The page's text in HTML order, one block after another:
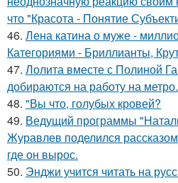
что "Красота - Понятие
46. Лена катина о муже -
Категориями - Бриллианты,
47. Лолита вместе с Полиной
добираются на работу на метро.
48. "Вы что, голубых кровей?
49. Ведущий программы
Журавлев поделился
где он вырос.
50. Энджи учится читать на